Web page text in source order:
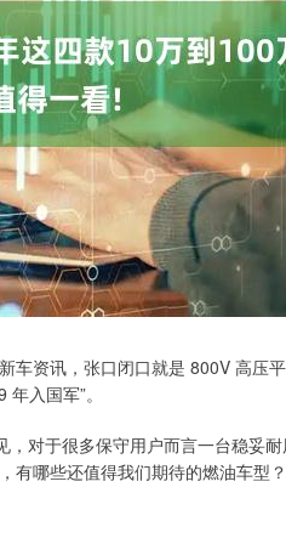
资讯，张口闭口就是 800V 高压平
入国军”。
对于很多保守用户而言一台稳妥
有哪些还值得我们期待的燃油车型？
-34.08 -0.24%